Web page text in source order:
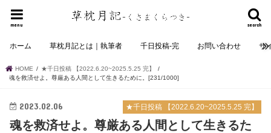
search
menu
ホーム 草枕月記とは｜執筆者 千日投稿-完 お問い合わせ サ
HOME
★千日投稿 【2022.6.20~2025.5.25 完】
魂を救済せよ。尊厳ある人間として生きるために。[231/1000]
★千日投稿 【2022.6.20~2025.5.25 完】
2023.02.06
魂を救済せよ。尊厳ある人間として生きるた